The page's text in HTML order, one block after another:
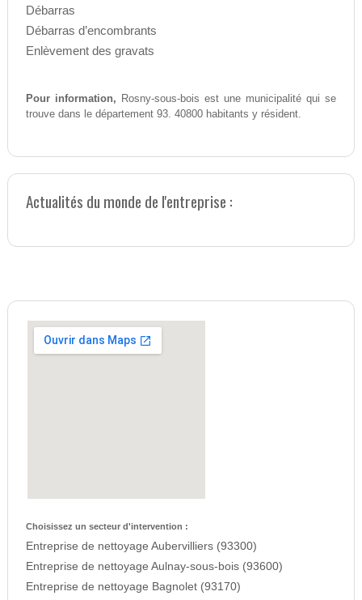
Débarras
Débarras d’encombrants
Enlèvement des gravats
Pour information, Rosny-sous-bois est une municipalité qui se
trouve dans le département 93. 40800 habitants y résident.
Actualités du monde de l'entreprise :
Choisissez un secteur d'intervention :
Entreprise de nettoyage Aubervilliers (93300)
Entreprise de nettoyage Aulnay-sous-bois (93600)
Entreprise de nettoyage Bagnolet (93170)